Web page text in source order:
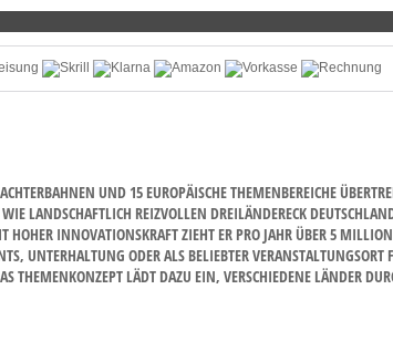
UND 15 EUROPÄISCHE THEMENBEREICHE
LANDSCHAFTLICH REIZVOLLEN DREILÄNDERECK
INNOVATIONSKRAFT ZIEHT ER PRO JAHR ÜBER 5
ODER ALS BELIEBTER VERANSTALTUNGSORT
LÄDT DAZU EIN, VERSCHIEDENE LÄNDER